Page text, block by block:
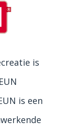
is
is een